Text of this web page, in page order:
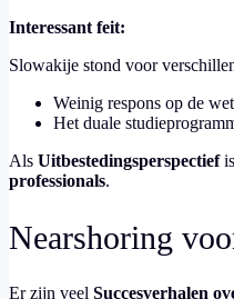
Interessant feit:
Slowakije stond voor
Weinig respons op de
Het duale
Als Uitbestedingsperspectief
professionals.
Nearshoring
Er zijn veel Succesverhalen